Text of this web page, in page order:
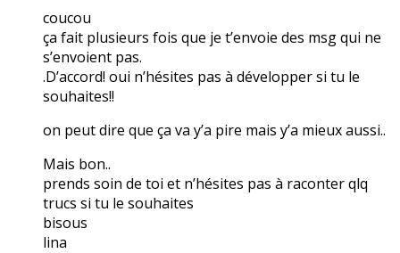
coucou
ça fait plusieurs fois que je t’envoie des msg qui ne
s’envoient pas.
.D’accord! oui n’hésites pas à développer si tu le
souhaites!!
on peut dire que ça va y’a pire mais y’a mieux aussi..
Mais bon..
prends soin de toi et n’hésites pas à raconter qlq
trucs si tu le souhaites
bisous
lina